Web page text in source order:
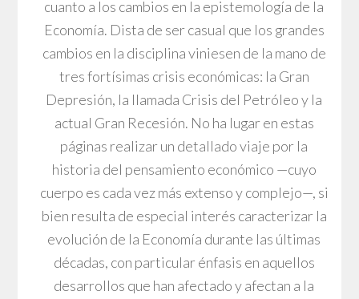
cuanto a los cambios en la epistemología de la
Economía. Dista de ser casual que los grandes
cambios en la disciplina viniesen de la mano de
tres fortísimas crisis económicas: la Gran
Depresión, la llamada Crisis del Petróleo y la
actual Gran Recesión. No ha lugar en estas
páginas realizar un detallado viaje por la
historia del pensamiento económico —cuyo
cuerpo es cada vez más extenso y complejo—, si
bien resulta de especial interés caracterizar la
evolución de la Economía durante las últimas
décadas, con particular énfasis en aquellos
desarrollos que han afectado y afectan a la